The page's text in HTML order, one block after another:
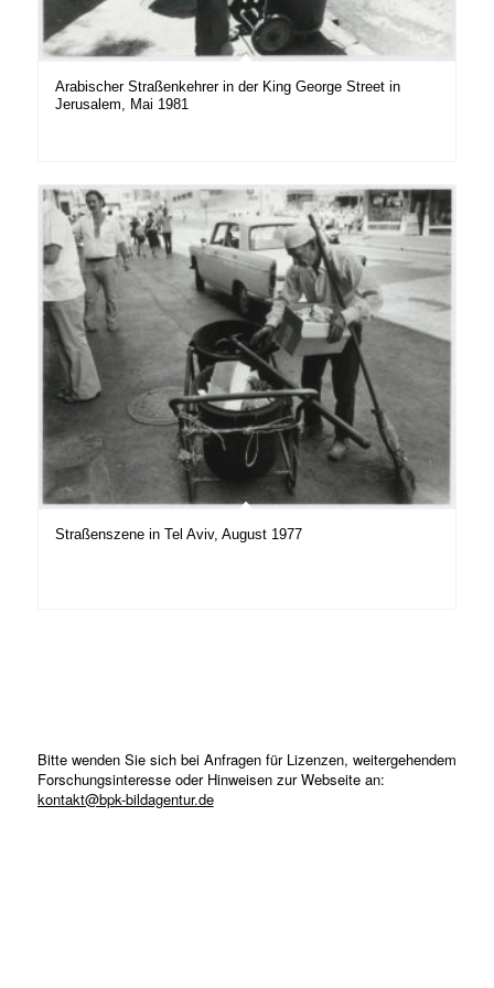
Arabischer Straßenkehrer in der King George Street in
Jerusalem, Mai 1981
Straßenszene in Tel Aviv, August 1977
Bitte wenden Sie sich bei Anfragen für Lizenzen, weitergehendem
Forschungsinteresse oder Hinweisen zur Webseite an:
kontakt@bpk-bildagentur.de